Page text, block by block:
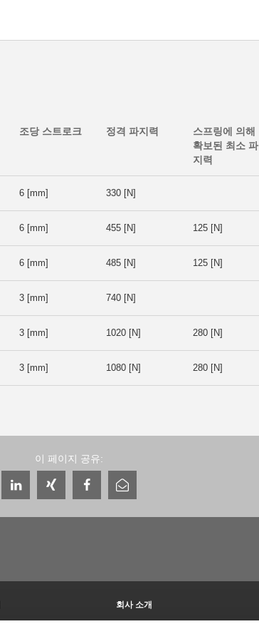
조당 스트로크 정격 파지력
스프링에 의해
확보된 최소 파
지력
6 [mm] 330 [N]
6 [mm] 455 [N] 125 [N]
6 [mm] 485 [N] 125 [N]
3 [mm] 740 [N]
3 [mm] 1020 [N] 280 [N]
3 [mm] 1080 [N] 280 [N]
이 페이지 공유:
회사 소개
THE KNOW-HOW FACTORY